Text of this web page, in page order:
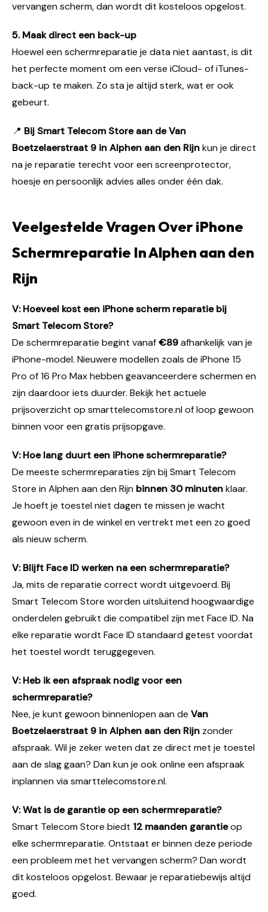
vervangen scherm, dan wordt dit kosteloos opgelost.
5. Maak direct een back-up
Hoewel een schermreparatie je data niet aantast, is dit
het perfecte moment om een verse iCloud- of iTunes-
back-up te maken. Zo sta je altijd sterk, wat er ook
gebeurt.
📍 Bij Smart Telecom Store aan de Van
Boetzelaerstraat 9 in Alphen aan den Rijnkun je direct
na je reparatie terecht voor een screenprotector,
hoesje en persoonlijk advies alles onder één dak.
Veelgestelde Vragen Over iPhone
Schermreparatie In Alphen aan den
Rijn
V: Hoeveel kost een iPhone scherm reparatie bij
Smart Telecom Store?
De schermreparatie begint vanaf€89afhankelijk van je
iPhone-model. Nieuwere modellen zoals de iPhone 15
Pro of 16 Pro Max hebben geavanceerdere schermen en
zijn daardoor iets duurder. Bekijk het actuele
prijsoverzicht op smarttelecomstore.nl of loop gewoon
binnen voor een gratis prijsopgave.
V: Hoe lang duurt een iPhone schermreparatie?
De meeste schermreparaties zijn bij Smart Telecom
Store in Alphen aan den Rijn binnen 30 minutenklaar.
Je hoeft je toestel niet dagen te missen je wacht
gewoon even in de winkel en vertrekt met een zo goed
als nieuw scherm.
V: Blijft Face ID werken na een schermreparatie?
Ja, mits de reparatie correct wordt uitgevoerd. Bij
Smart Telecom Store worden uitsluitend hoogwaardige
onderdelen gebruikt die compatibel zijn met Face ID. Na
elke reparatie wordt Face ID standaard getest voordat
het toestel wordt teruggegeven.
V: Heb ik een afspraak nodig voor een
schermreparatie?
Nee, je kunt gewoon binnenlopen aan de Van
Boetzelaerstraat 9 in Alphen aan den Rijn zonder
afspraak. Wil je zeker weten dat ze direct met je toestel
aan de slag gaan? Dan kun je ook online een afspraak
inplannen via smarttelecomstore.nl.
V: Wat is de garantie op een schermreparatie?
Smart Telecom Store biedt 12 maanden garantieop
elke schermreparatie. Ontstaat er binnen deze periode
een probleem met het vervangen scherm? Dan wordt
dit kosteloos opgelost. Bewaar je reparatiebewijs altijd
goed.